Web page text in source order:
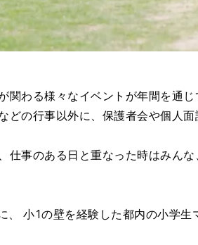
関わる様々なイベントが年間を通
どの行事以外に、保護者会や個人
仕事のある日と重なった時はみんな
小1の壁を経験した都内の小学生